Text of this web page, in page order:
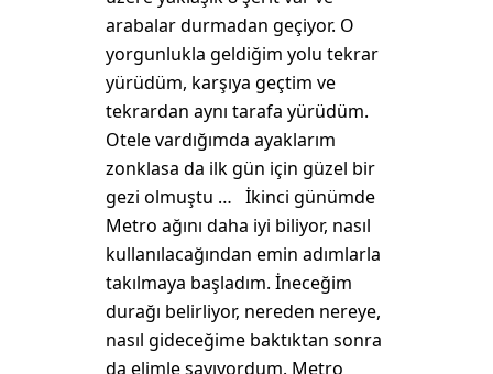
arabalar durmadan geçiyor. O
yorgunlukla geldiğim yolu tekrar
yürüdüm, karşıya geçtim ve
tekrardan aynı tarafa yürüdüm.
Otele vardığımda ayaklarım
zonklasa da ilk gün için güzel bir
gezi olmuştu … İkinci günümde
Metro ağını daha iyi biliyor, nasıl
kullanılacağından emin adımlarla
takılmaya başladım. İneceğim
durağı belirliyor, nereden nereye,
nasıl gideceğime baktıktan sonra
da elimle sayıyordum. Metro